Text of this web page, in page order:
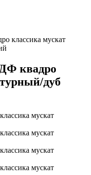
классика мускат
квадро
дуб